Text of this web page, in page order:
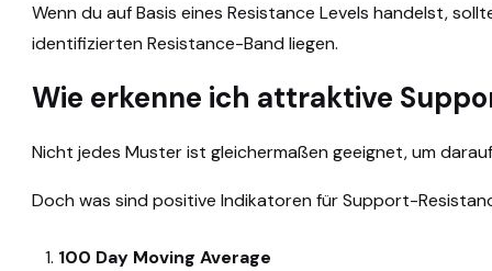
Wenn du auf Basis eines Resistance Levels handelst,
identifizierten Resistance-Band liegen.
Wie erkenne ich attraktive
Nicht jedes Muster ist gleichermaßen geeignet, um
Doch was sind positive Indikatoren für Support-
100 Day Moving Average